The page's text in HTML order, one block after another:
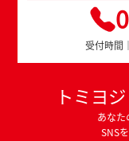
受付時間
トミヨ
あなた
SNS